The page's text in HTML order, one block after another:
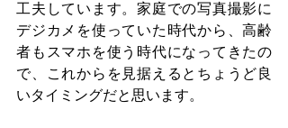
工夫しています。家庭での写真撮影に
デジカメを使っていた時代から、高齢
者もスマホを使う時代になってきたの
で、これからを見据えるとちょうど良
いタイミングだと思います。